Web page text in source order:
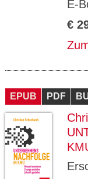
E-
€
EPUB PDF